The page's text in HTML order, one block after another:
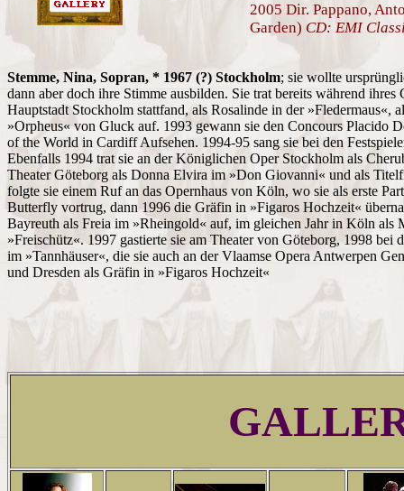
2005 Dir. Pappano,
Garden) CD: EMI
Stemme, Nina, Sopran, * 1967 (?) Stockholm; sie wollte
dann aber doch ihre Stimme ausbilden. Sie trat bereits während ihres
Hauptstadt Stockholm stattfand, als Rosalinde in der
»Orpheus« von Gluck auf. 1993 gewann sie den Concours Placido
of the World in Cardiff Aufsehen. 1994-95 sang sie bei den
Ebenfalls 1994 trat sie an der Königlichen Oper Stockholm als
Theater Göteborg als Donna Elvira im »Don Giovanni« und als
folgte sie einem Ruf an das Opernhaus von Köln, wo sie als erste
Butterfly vortrug, dann 1996 die Gräfin in »Figaros Hochzeit«
Bayreuth als Freia im »Rheingold« auf, im gleichen Jahr in Köln als
»Freischütz«. 1997 gastierte sie am Theater von Göteborg, 1998 bei
im »Tannhäuser«, die sie auch an der Vlaamse Opera Antwerpen
und Dresden als Gräfin in »Figaros Hochzeit«